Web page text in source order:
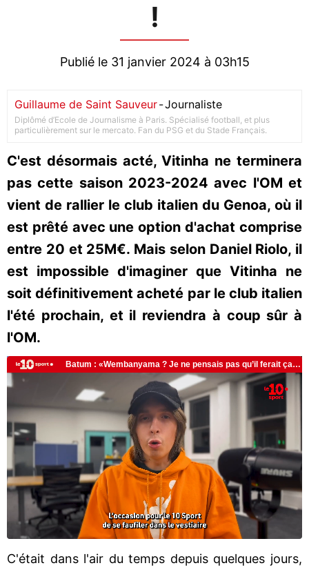
!
Publié le 31 janvier 2024 à 03h15
Guillaume de Saint Sauveur-Journaliste
Diplômé d’Ecole de Journalisme à Paris. Spécialisé football, et plus
particulièrement sur le mercato. Fan du PSG et du Stade Français.
C'est désormais acté, Vitinha ne terminera
pas cette saison 2023-2024 avec l'OM et
vient de rallier le club italien du Genoa, où il
est prêté avec une option d'achat comprise
entre 20 et 25M€. Mais selon Daniel Riolo, il
est impossible d'imaginer que Vitinha ne
soit définitivement acheté par le club italien
l'été prochain, et il reviendra à coup sûr à
l'OM.
C'était dans l'air du temps depuis quelques jours,